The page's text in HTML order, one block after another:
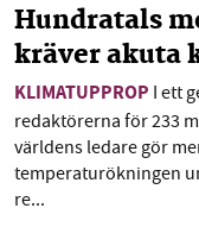
Hundratals
kräver akuta
KLIMATUPPROP I ett
redaktörerna för 233
världens ledare gör
temperaturökningen
re...